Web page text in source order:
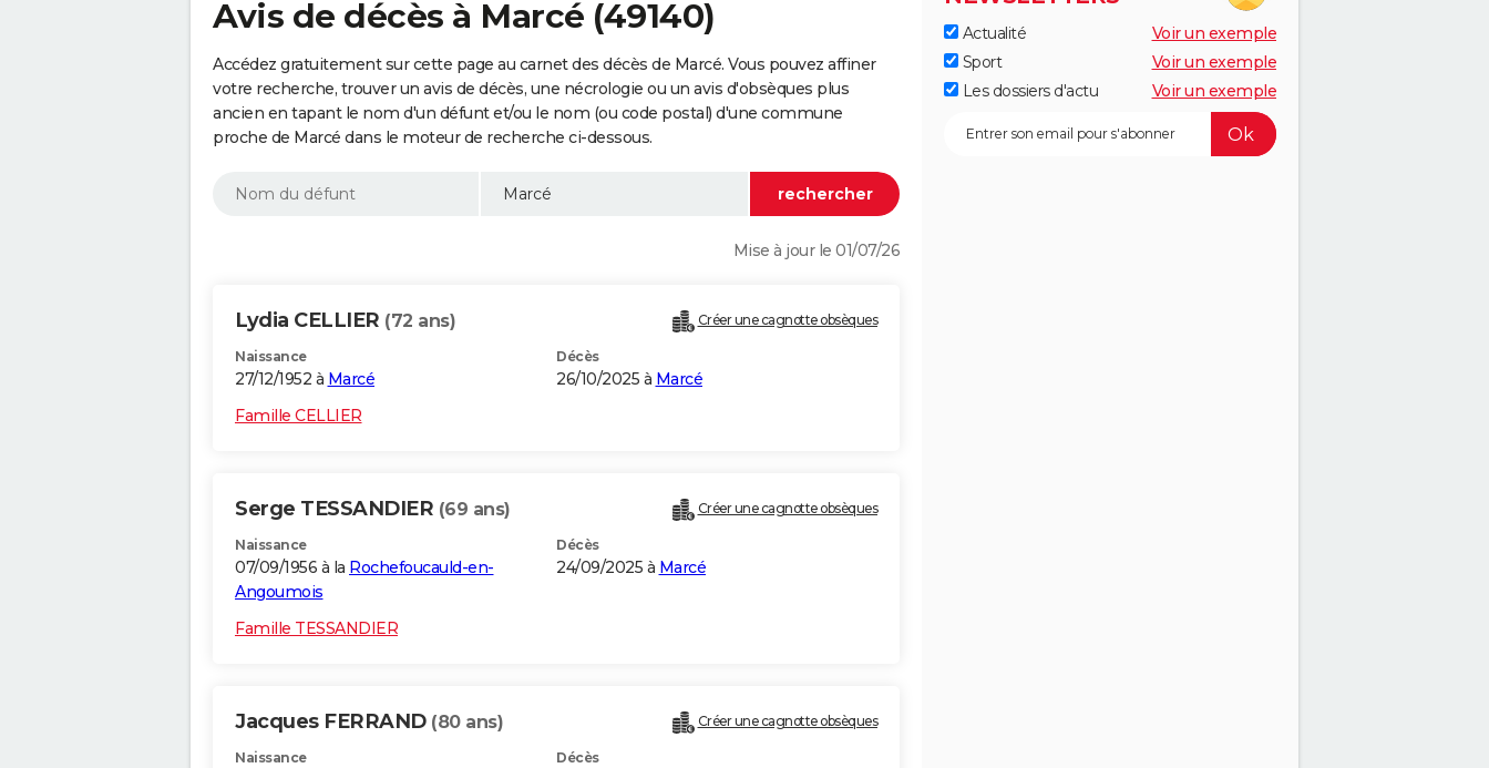
Avis de décès à Marcé (49140)
Accédez gratuitement sur cette page au carnet des décès de Marcé. Vous pouvez affiner
votre recherche, trouver un avis de décès, une nécrologie ou un avis d'obsèques plus
ancien en tapant le nom d'un défunt et/ou le nom (ou code postal) d'une commune
proche de Marcé dans le moteur de recherche ci-dessous.
Mise à jour le 01/07/26
Lydia CELLIER (72 ans) Créer une cagnotte obsèques
Naissance
27/12/1952 à Marcé
Décès
26/10/2025 à Marcé
Famille CELLIER
Serge TESSANDIER (69 ans) Créer une cagnotte obsèques
Naissance
07/09/1956 à la Rochefoucauld-en-
Angoumois
Décès
24/09/2025 à Marcé
Famille TESSANDIER
Jacques FERRAND (80 ans) Créer une cagnotte obsèques
Naissance Décès
Actualité
Voir un exemple
Sport
Voir un exemple
Les dossiers d'actu
Voir un exemple